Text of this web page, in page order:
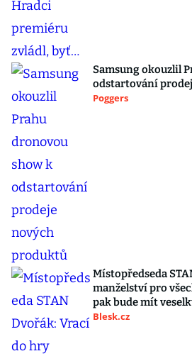
Samsung okouzlil
odstartování
Poggers
Místopředseda
manželství pro
pak bude mít
Blesk.cz